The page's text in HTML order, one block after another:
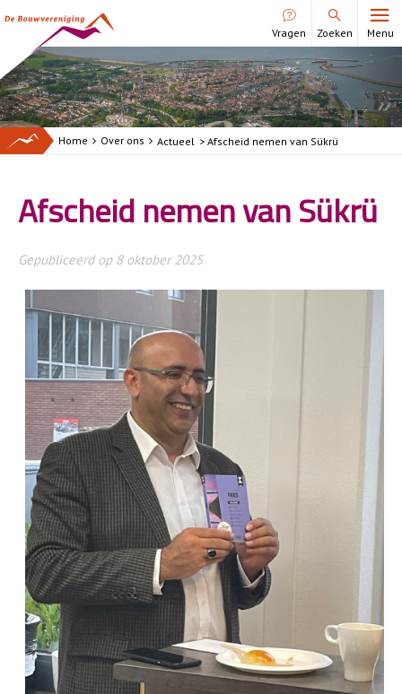
Vragen Zoeken Menu
Ik huur
Reparatieverzoek
Gegevens wijzigen
Huur opzeggen
Woningruil
BetereBuurtFonds
Overlast melden
Onderhoudsprojecten
Periodiek onderhoud
Comfort+woning
Zonnepanelen
Energielabel
Keukenvervanging
Veranderingen aanbrengen in je woning
Ik zoek
Woning zoeken
Woning geaccepteerd
Nieuwbouwprojecten
Wijken en dorpen
Wooncentrum Almenum
Toekomst Almenum
Home Over ons Actueel > Afscheid nemen van Sükrü
Afscheid nemen van Sükrü
Gepubliceerd op8 oktober 2025